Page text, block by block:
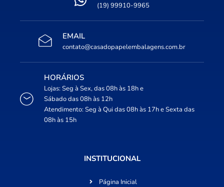
(19) 99910-9965
EMAIL
contato@casadopapelembalagens.com.br
HORÁRIOS
Lojas: Seg à Sex, das 08h às 18h e
Sábado das 08h às 12h
Atendimento: Seg à Qui das 08h às 17h e Sexta das
08h às 15h
INSTITUCIONAL
Página Inicial